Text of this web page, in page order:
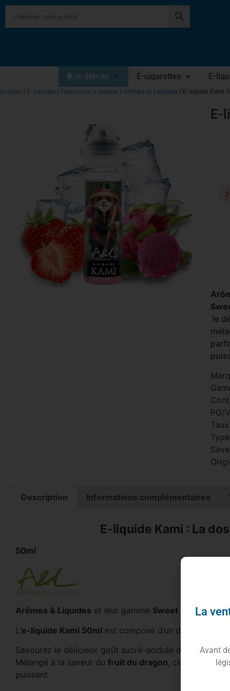
Je débute E-cigarettes E-
Accueil / E-liquides / Fabricants e-liquide / Arômes et Liquides / E-liquide Kami
E-
2
le
m
PG/
Description Informations complémentaires
E-liquide Kami : La
50ml
Arômes & Liquides et leur gamme Sweet Edition
L ’e-liquide Kami 50ml est composé d’un duo de fruit
Savourez le délicieux goût sucré-acidulé de la chair
Mélangé à la saveur du fruit du dragon, cette recette
puissant.
La
Avant